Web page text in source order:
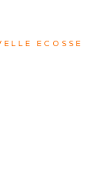
ECOSSE